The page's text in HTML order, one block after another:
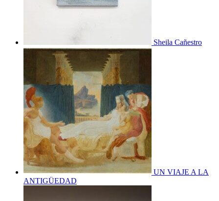
Sheila Cañestro
UN VIAJE A LA
ANTIGÜEDAD